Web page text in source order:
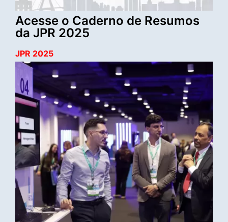
Acesse o Caderno de Resumos
da JPR 2025
JPR 2025